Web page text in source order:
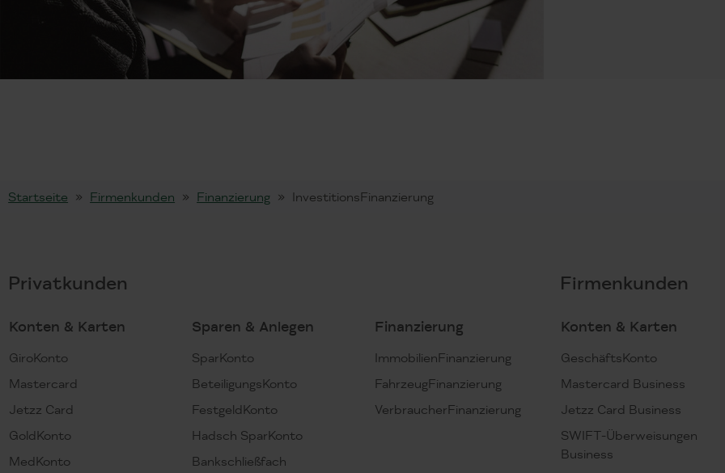
Startseite Firmenkunden Finanzierung InvestitionsFinanzierung
Privatkunden
Konten & Karten
GiroKonto
Mastercard
Jetzz Card
GoldKonto
MedKonto
Sparen & Anlegen
SparKonto
BeteiligungsKonto
FestgeldKonto
Hadsch SparKonto
Bankschließfach
Finanzierung
ImmobilienFinanzierung
FahrzeugFinanzierung
VerbraucherFinanzierung
Firmenkunden
Konten & Karten
GeschäftsKonto
Mastercard Business
Jetzz Card Business
SWIFT-Überweisungen
Business